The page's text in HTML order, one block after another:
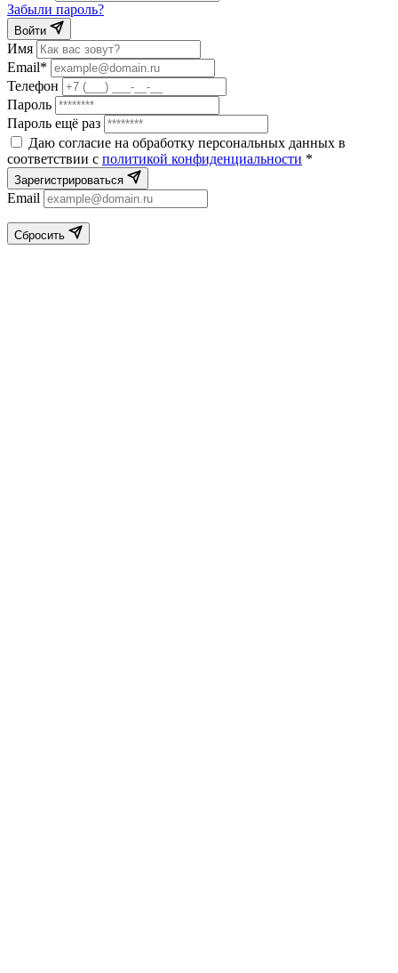
Забыли пароль?
Войти
Имя
Email*
Телефон
Пароль
Пароль ещё раз
Даю согласие на обработку персональных данных в
соответствии с политикой конфиденциальности *
Зарегистрироваться
Email
Сбросить